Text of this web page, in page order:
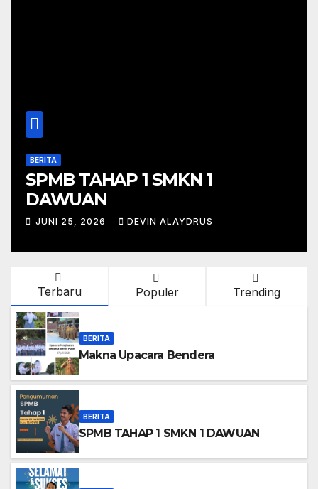
BERITA
SPMB TAHAP 1 SMKN 1
DAWUAN
JUNI 25, 2026 DEVIN ALAYDRUS
Terbaru Populer Trending
BERITA
Makna Upacara Bendera
BERITA
SPMB TAHAP 1 SMKN 1 DAWUAN